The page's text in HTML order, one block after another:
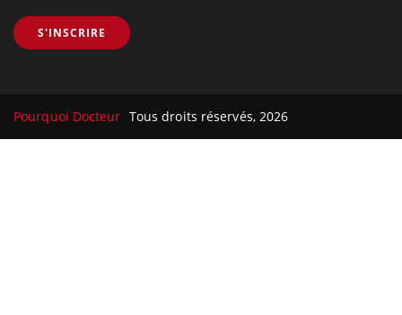
S'INSCRIRE
Pourquoi Docteur Tous droits réservés, 2026